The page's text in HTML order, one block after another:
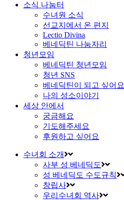
소식 나눔터
수녀원 소식
선교지에서 온 편지
Lectio Divina
베네딕틴 나눔자리
청년모임
베네딕틴 청년모임
청년 SNS
베네딕틴이 되고 싶어요
나의 성소이야기
세상 안에서
궁금해요
기도해주세요
후원하고 싶어요
수녀회 소개
사부 성 베네딕도
성 베네딕도 수도규칙
창립사
우리수녀회 역사